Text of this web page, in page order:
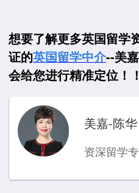
想要了解更多英国留学
证的英国留学中介--美
会给您进行精准定位！
美嘉-陈华
资深留学